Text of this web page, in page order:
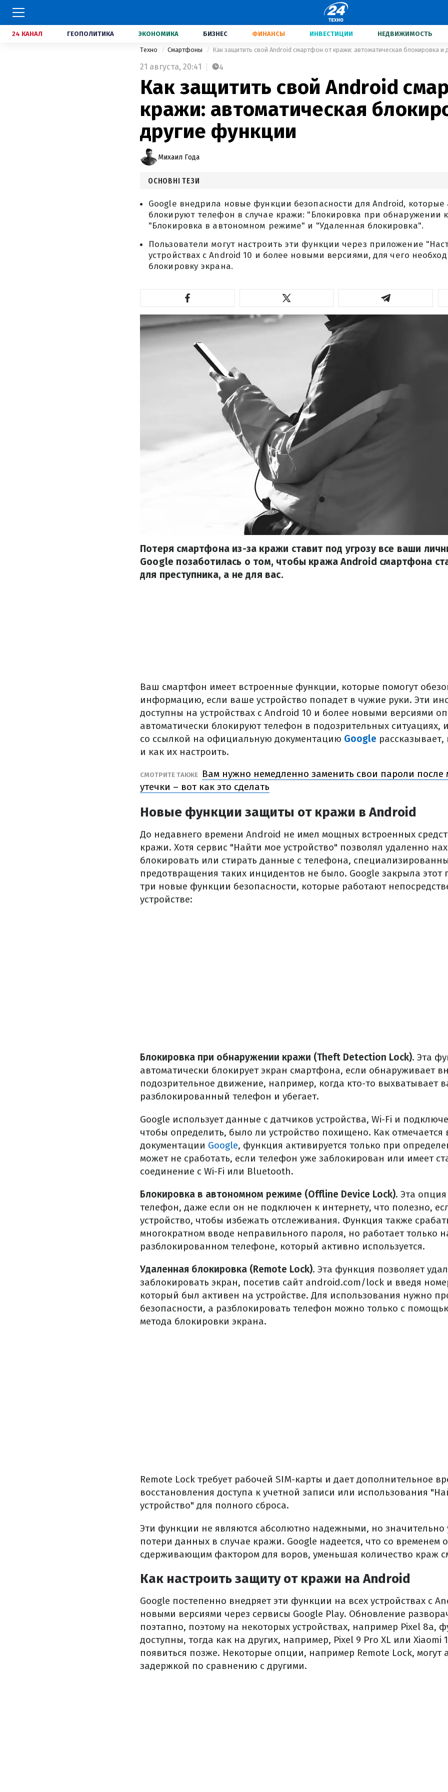
24 КАНАЛ ГЕОПОЛИТИКА ЭКОНОМИКА БИЗНЕС ФИНАНСЫ ИНВЕСТИЦИИ НЕДВИЖИМОСТЬ
Техно Смартфоны Как защитить свой Android смартфон от кражи: автоматическая блокировка и
21 августа, 20:41 4
Как защитить свой Android
кражи: автоматическая
другие функции
Михаил Года
ОСНОВНІ ТЕЗИ
Google внедрила новые функции безопасности для Android, которые
блокируют телефон в случае кражи: "Блокировка при обнаружении
"Блокировка в автономном режиме" и "Удаленная блокировка".
Пользователи могут настроить эти функции через приложение
устройствах с Android 10 и более новыми версиями, для чего
блокировку экрана.
Потеря смартфона из-за кражи ставит под угрозу все ваши
Google позаботилась о том, чтобы кража Android смартфона
для преступника, а не для вас.
Ваш смартфон имеет встроенные функции, которые помогут
информацию, если ваше устройство попадет в чужие руки. Эти
доступны на устройствах с Android 10 и более новыми версиями
автоматически блокируют телефон в подозрительных ситуациях,
со ссылкой на официальную документацию Google
и как их настроить.
СМОТРИТЕ ТАКЖЕ
Вам нужно немедленно заменить свои пароли после
утечки – вот как это сделать
Новые функции защиты от кражи в Android
До недавнего времени Android не имел мощных встроенных
кражи. Хотя сервис "Найти мое устройство" позволял удаленно
блокировать или стирать данные с телефона,
предотвращения таких инцидентов не было. Google закрыла этот
три новые функции безопасности, которые работают
устройстве:
Блокировка при обнаружении кражи (Theft Detection Lock). Эта
автоматически блокирует экран смартфона, если обнаруживает
подозрительное движение, например, когда кто-то выхватывает
разблокированный телефон и убегает.
Google использует данные с датчиков устройства, Wi-Fi и
чтобы определить, было ли устройство похищено. Как
документации Google, функция активируется только при
может не сработать, если телефон уже заблокирован или имеет
соединение с Wi-Fi или Bluetooth.
Блокировка в автономном режиме (Offline Device Lock). Эта
телефон, даже если он не подключен к интернету, что полезно,
устройство, чтобы избежать отслеживания. Функция также
многократном вводе неправильного пароля, но работает только
разблокированном телефоне, который активно используется.
Удаленная блокировка (Remote Lock). Эта функция позволяет
заблокировать экран, посетив сайт android.com/lock и введя
который был активен на устройстве. Для использования нужно
безопасности, а разблокировать телефон можно только с
метода блокировки экрана.
Remote Lock требует рабочей SIM-карты и дает дополнительное
восстановления доступа к учетной записи или использования
устройство" для полного сброса.
Эти функции не являются абсолютно надежными, но
потери данных в случае кражи. Google надеется, что со временем
сдерживающим фактором для воров, уменьшая количество краж
Как настроить защиту от кражи на Android
Google постепенно внедряет эти функции на всех устройствах с
новыми версиями через сервисы Google Play. Обновление
поэтапно, поэтому на некоторых устройствах, например Pixel 8a,
доступны, тогда как на других, например, Pixel 9 Pro XL или Xiaomi
появиться позже. Некоторые опции, например Remote Lock, могут
задержкой по сравнению с другими.